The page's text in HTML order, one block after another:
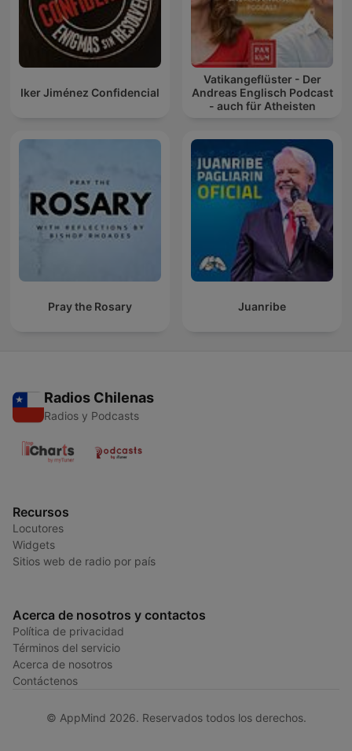
Iker Jiménez Confidencial
Vatikangeflüster - Der
Andreas Englisch Podcast
- auch für Atheisten
Pray the Rosary Juanribe
Radios Chilenas
Radios y Podcasts
Recursos
Locutores
Widgets
Sitios web de radio por país
Acerca de nosotros y contactos
Política de privacidad
Términos del servicio
Acerca de nosotros
Contáctenos
© AppMind 2026. Reservados todos los derechos.